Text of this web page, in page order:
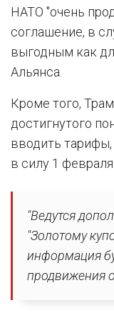
НАТО "очень
соглашение, в
выгодным как
Альянса.
Кроме того,
достигнутого
вводить
в силу 1 февраля.
"Ведутся
"Золотому
информация
продвижения